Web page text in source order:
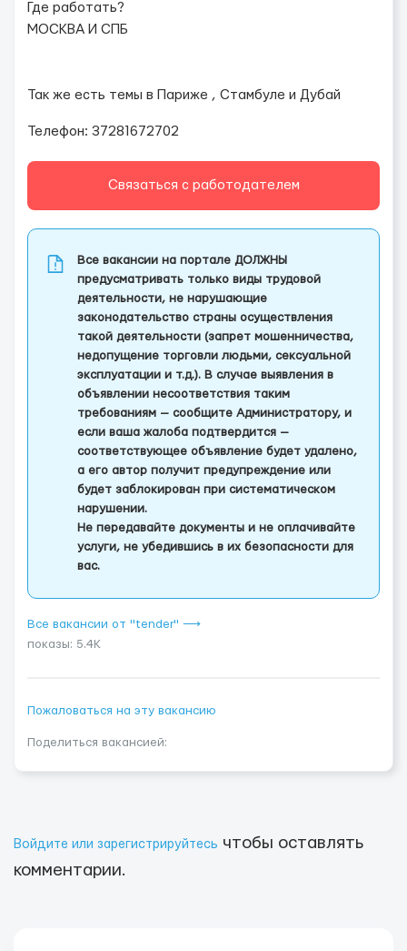
Где работать?
МОСКВА И СПБ
Так же есть темы в Париже , Стамбуле и Дубай
Телефон: 37281672702
Связаться с работодателем
Все вакансии на портале ДОЛЖНЫ
предусматривать только виды трудовой
деятельности, не нарушающие
законодательство страны осуществления
такой деятельности (запрет мошенничества,
недопущение торговли людьми, сексуальной
эксплуатации и т.д.). В случае выявления в
объявлении несоответствия таким
требованиям — сообщите Администратору, и
если ваша жалоба подтвердится —
соответствующее объявление будет удалено,
а его автор получит предупреждение или
будет заблокирован при систематическом
нарушении.
Не передавайте документы и не оплачивайте
услуги, не убедившись в их безопасности для
вас.
Все вакансии от "tender" ⟶
показы: 5.4K
Пожаловаться на эту вакансию
Поделиться вакансией:
Войдите или зарегистрируйтесь чтобы оставлять
комментарии.